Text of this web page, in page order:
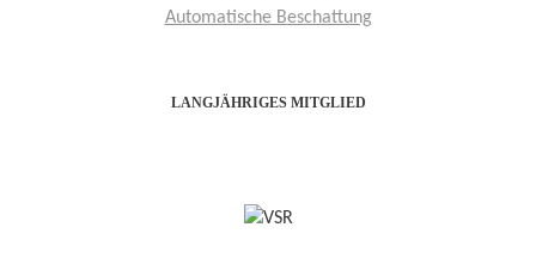
Automatische Beschattung
LANGJÄHRIGES MITGLIED